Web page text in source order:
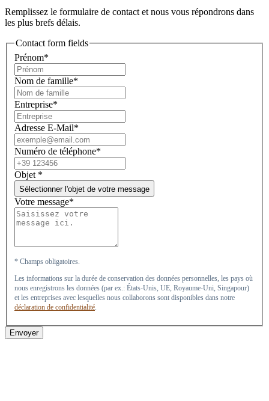
Remplissez le formulaire de contact et nous vous répondrons dans
les plus brefs délais.
Contact form fields
Prénom*
Nom de famille*
Entreprise*
Adresse E-Mail*
Numéro de téléphone*
Objet *
Sélectionner l'objet de votre message
Votre message*
* Champs obligatoires.
Les informations sur la durée de conservation des données personnelles, les pays où
nous enregistrons les données (par ex.: États-Unis, UE, Royaume-Uni, Singapour)
et les entreprises avec lesquelles nous collaborons sont disponibles dans notre
déclaration de confidentialité.
Envoyer